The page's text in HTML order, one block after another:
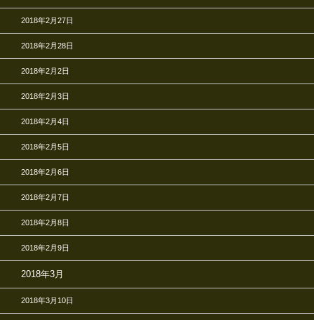
2018年2月27日
2018年2月28日
2018年2月2日
2018年2月3日
2018年2月4日
2018年2月5日
2018年2月6日
2018年2月7日
2018年2月8日
2018年2月9日
2018年3月
2018年3月10日